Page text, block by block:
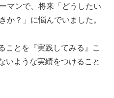
マンで、将来「どうしたい
か？」に悩んでいました。
ことを『実践してみる』こ
いような実績をつけること